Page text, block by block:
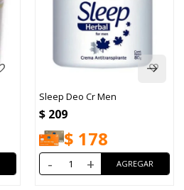
Sleep Deo Cr Men
$ 209
$ 178
- +